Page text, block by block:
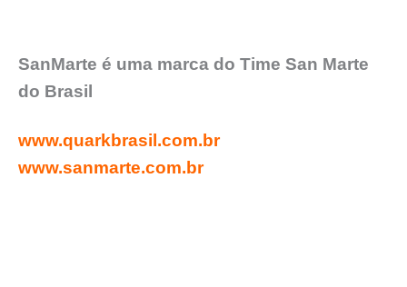
SanMarte é uma marca do Time San Marte
do Brasil
www.quarkbrasil.com.br
www.sanmarte.com.br